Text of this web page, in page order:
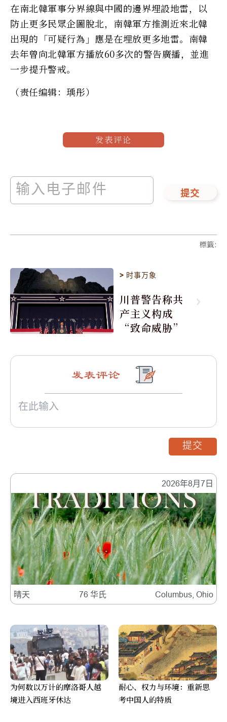
在南北韓軍事分界線與中國的邊界埋設地雷，以
防止更多民眾企圖脫北，南韓軍方推測近來北韓
出現的「可疑行為」應是在埋放更多地雷。南韓
去年曾向北韓軍方播放60多次的警告廣播，並進
一步提升警戒。
（责任编辑：瑀彤）
发表评论
提交
標籤:
> 时事万象
川普警告称共
产主义构成
“致命威胁”
2026年8月7日
晴天 76 华氏 Columbus, Ohio
发表评论
提交
为何数以万计的摩洛哥人越
境进入西班牙休达
耐心、权力与环境：重新思
考中国人的特质